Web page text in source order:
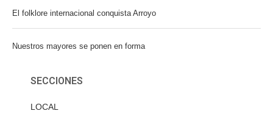
El folklore internacional conquista Arroyo
Nuestros mayores se ponen en forma
SECCIONES
LOCAL